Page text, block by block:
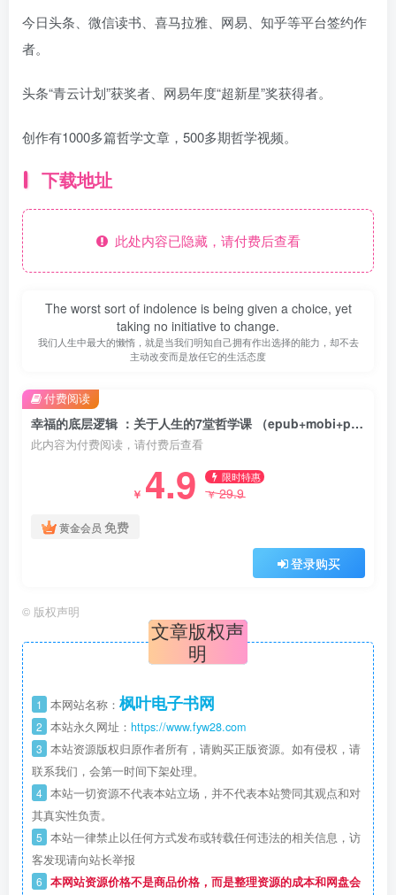
今日头条、微信读书、喜马拉雅、网易、知乎等平台签约作
者。
头条“青云计划”获奖者、网易年度“超新星”奖获得者。
创作有1000多篇哲学文章，500多期哲学视频。
下载地址
此处内容已隐藏，请付费后查看
The worst sort of indolence is being given a choice, yet
taking no initiative to change.
我们人生中最大的懒惰，就是当我们明知自己拥有作出选择的能力，却不去
主动改变而是放任它的生活态度
幸福的底层逻辑 ：关于人生的7堂哲学课 （epub+mobi+pdf）
此内容为付费阅读，请付费后查看
￥ 4.9 限时特惠
￥29.9
黄金会员 免费
登录购买
付费阅读
© 版权声明
文章版权声
明
1 本网站名称： 枫叶电子书网
2 本站永久网址： https://www.fyw28.com
3 本站资源版权归原作者所有，请购买正版资源。如有侵权，请
联系我们，会第一时间下架处理。
4 本站一切资源不代表本站立场，并不代表本站赞同其观点和对
其真实性负责。
5 本站一律禁止以任何方式发布或转载任何违法的相关信息，访
客发现请向站长举报
6 本网站资源价格不是商品价格，而是整理资源的成本和网盘会